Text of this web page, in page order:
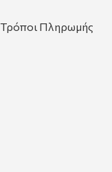
Τρόποι Πληρωμής